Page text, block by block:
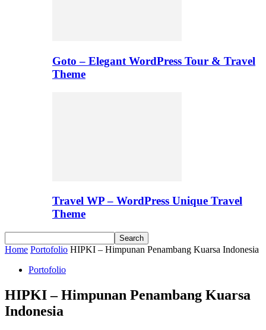
Goto – Elegant WordPress Tour & Travel
Theme
Travel WP – WordPress Unique Travel
Theme
Home Portofolio HIPKI – Himpunan Penambang Kuarsa Indonesia
Portofolio
HIPKI – Himpunan Penambang Kuarsa
Indonesia